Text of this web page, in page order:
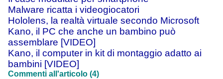
Malware ricatta i videogiocatori
Hololens, la realtà virtuale secondo Microsoft
Kano, il PC che anche un bambino può
assemblare [VIDEO]
Kano, il computer in kit di montaggio adatto ai
bambini [VIDEO]
Commenti all'articolo (4)